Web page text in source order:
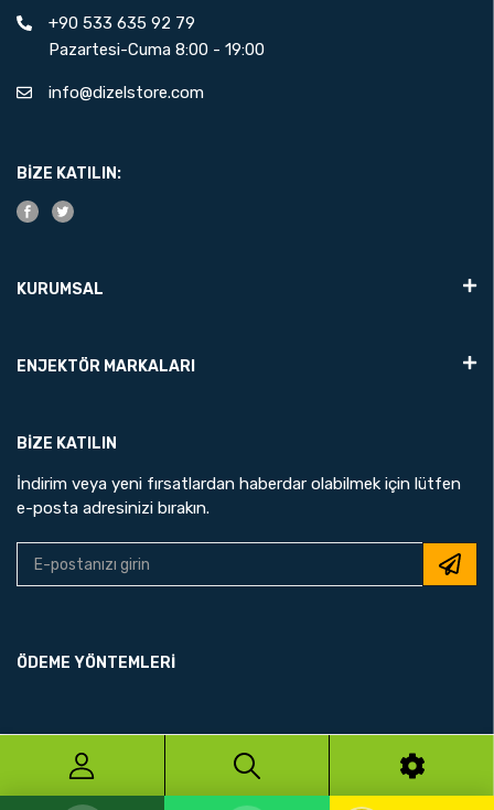
+90 533 635 92 79
Pazartesi-Cuma 8:00 - 19:00
info@dizelstore.com
BIZE KATILIN:
KURUMSAL
ENJEKTÖR MARKALARI
BIZE KATILIN
İndirim veya yeni fırsatlardan haberdar olabilmek için lütfen
e-posta adresinizi bırakın.
ÖDEME YÖNTEMLERİ
© 2026 N.A.R UZMAN
Su an cevrimici
Yardima mi ihtiyaciniz var?
veya siparis vermek icin WhatsApp'tan bize
Hayır, tesekkurler